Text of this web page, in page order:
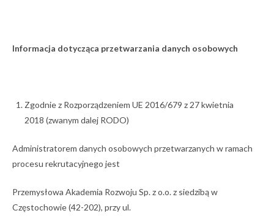
Informacja dotycząca przetwarzania danych osobowych
Zgodnie z Rozporządzeniem UE 2016/679 z 27 kwietnia
2018 (zwanym dalej RODO)
Administratorem danych osobowych przetwarzanych w ramach
procesu rekrutacyjnego jest
Przemysłowa Akademia Rozwoju Sp. z o.o. z siedzibą w
Częstochowie (42-202), przy ul.